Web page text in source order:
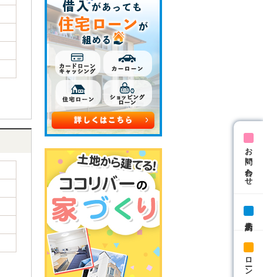
お問い合わせ
ローン相談